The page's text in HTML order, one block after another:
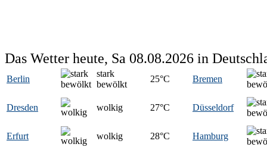
Das Wetter heute, Sa 08.08.2026 in
Berlin
stark
bewölkt
25°C Bremen
Dresden wolkig 27°C Düsseldorf
Erfurt wolkig 28°C Hamburg